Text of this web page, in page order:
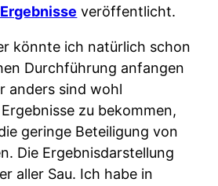
veröffentlicht.
könnte ich natürlich schon
Durchführung anfangen
anders sind wohl
zu bekommen,
geringe Beteiligung von
Die Ergebnisdarstellung
aller Sau. Ich habe in